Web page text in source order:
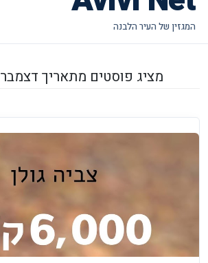
מציג פוסטים מתאריך דצמבר 30, 2019